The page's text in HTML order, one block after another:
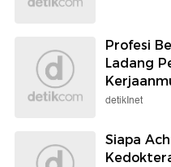
Profesi
Ladang
detikInet
Siapa